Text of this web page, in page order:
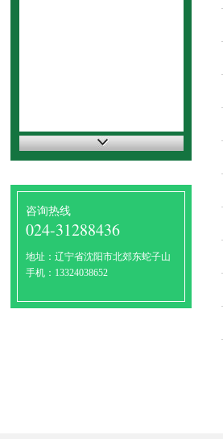
咨询热线
024-31288436
地址：辽宁省沈阳市北郊东蛇子山
手机：13324038652